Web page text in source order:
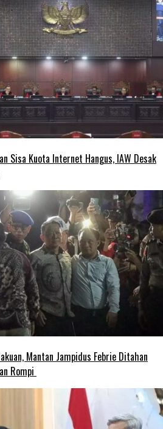
Sisa Kuota Internet Hangus, IAW Desak
Mantan Jampidus Febrie Ditahan
Rompi